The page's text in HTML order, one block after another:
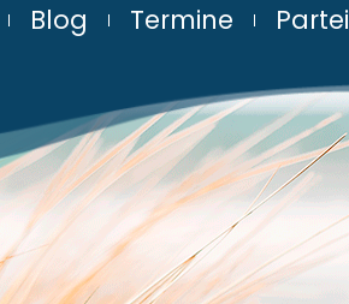
Blog Termine Partei